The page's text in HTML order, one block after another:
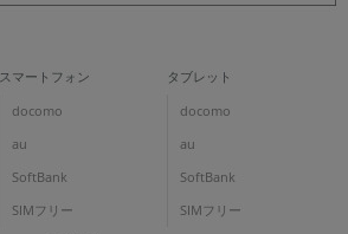
スマートフォン
docomo
au
SoftBank
SIMフリー
タブレット
docomo
au
SoftBank
SIMフリー